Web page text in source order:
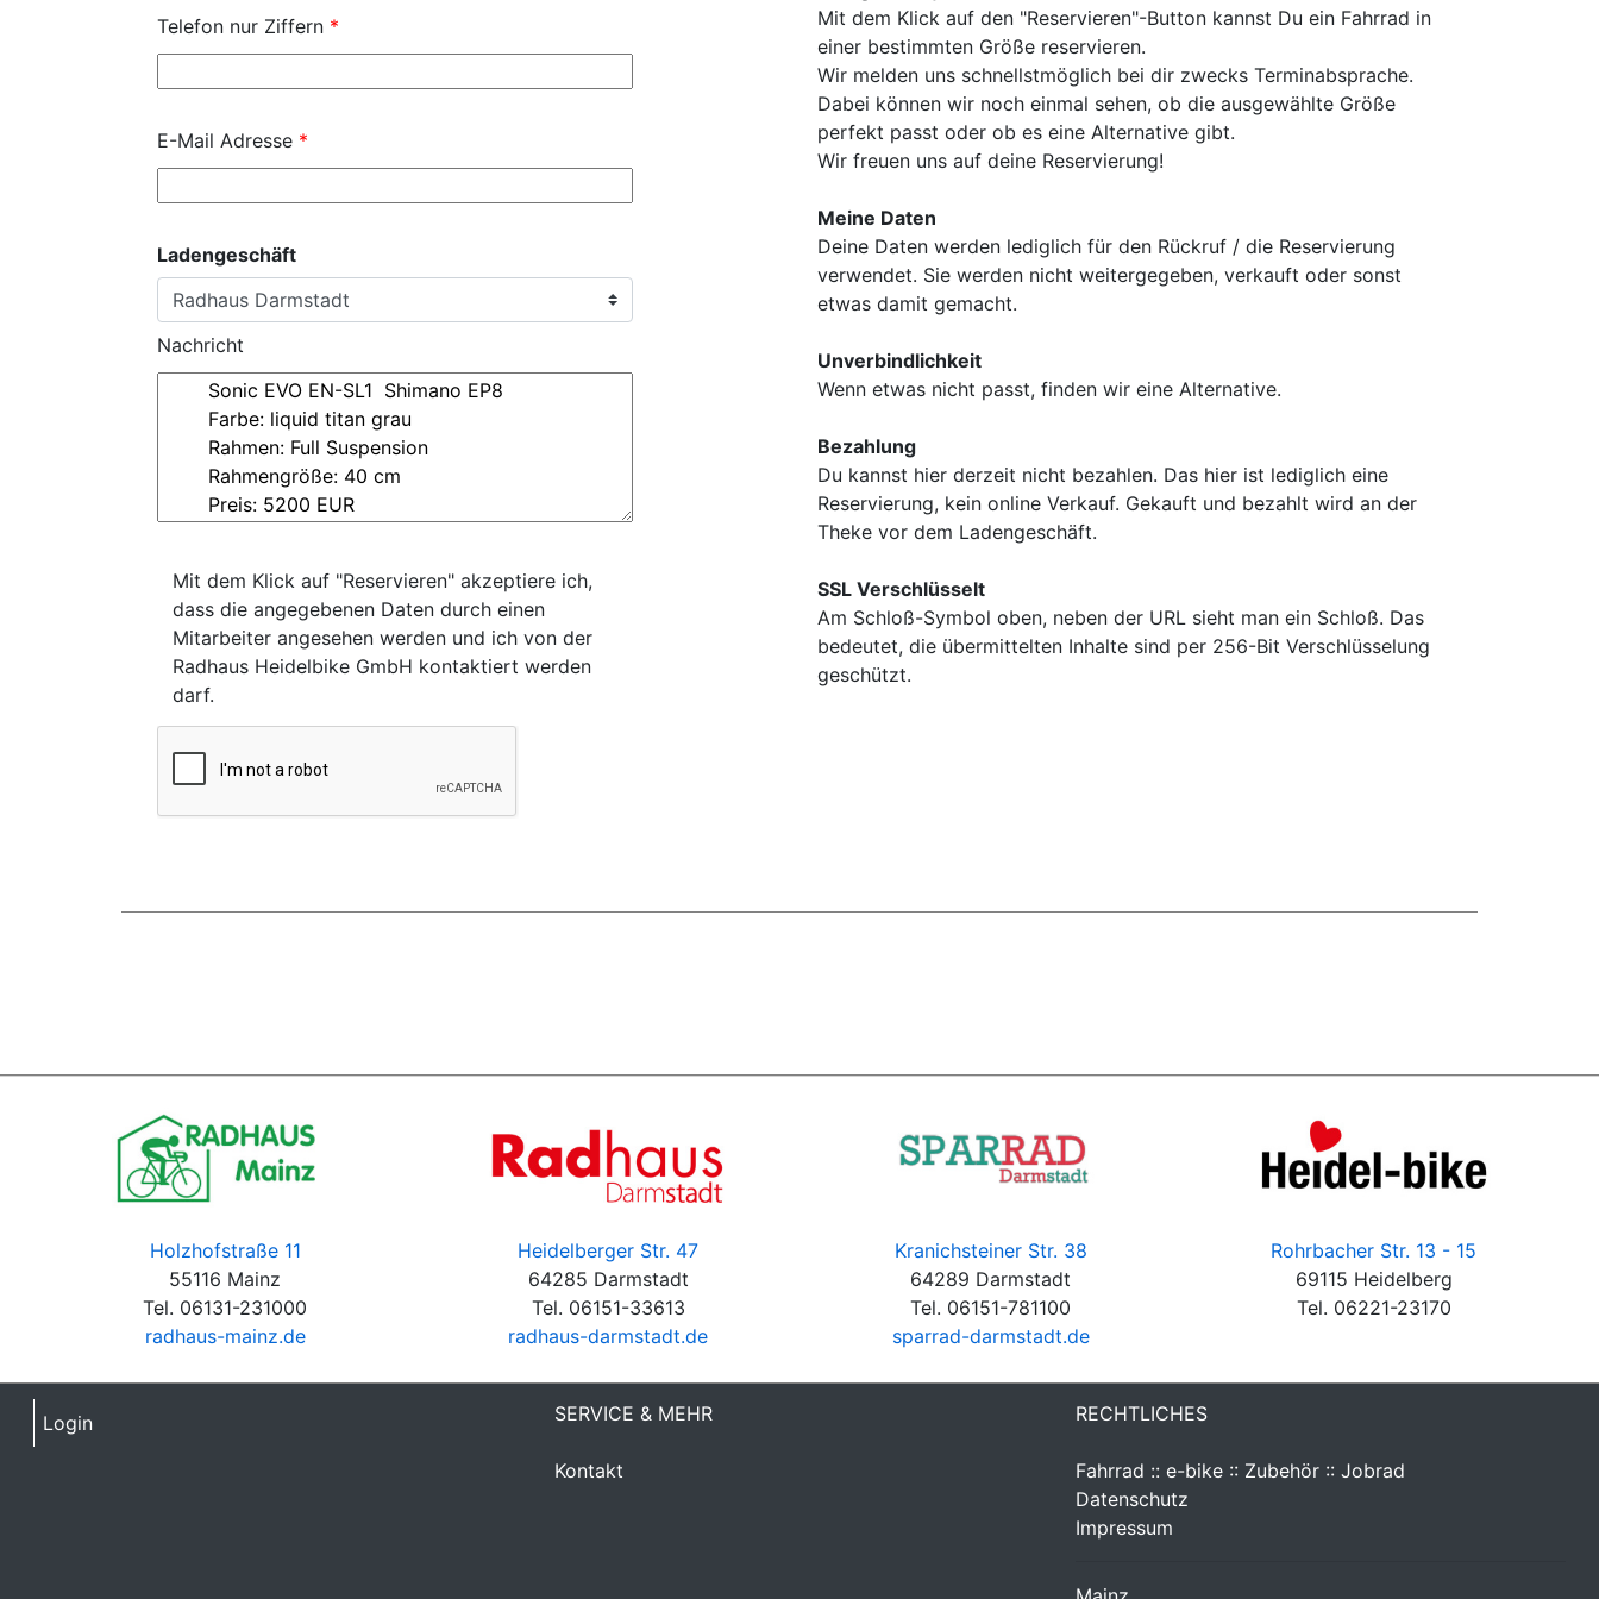
Telefon nur Ziffern *
E-Mail Adresse *
Ladengeschäft
Nachricht
Mit dem Klick auf "Reservieren" akzeptiere ich,
dass die angegebenen Daten durch einen
Mitarbeiter angesehen werden und ich von der
Radhaus Heidelbike GmbH kontaktiert werden
darf.
Mit dem Klick auf den "Reservieren"-Button kannst Du ein Fahrrad in
einer bestimmten Größe reservieren.
Wir melden uns schnellstmöglich bei dir zwecks Terminabsprache.
Dabei können wir noch einmal sehen, ob die ausgewählte Größe
perfekt passt oder ob es eine Alternative gibt.
Wir freuen uns auf deine Reservierung!
Meine Daten
Deine Daten werden lediglich für den Rückruf / die Reservierung
verwendet. Sie werden nicht weitergegeben, verkauft oder sonst
etwas damit gemacht.
Unverbindlichkeit
Wenn etwas nicht passt, finden wir eine Alternative.
Bezahlung
Du kannst hier derzeit nicht bezahlen. Das hier ist lediglich eine
Reservierung, kein online Verkauf. Gekauft und bezahlt wird an der
Theke vor dem Ladengeschäft.
SSL Verschlüsselt
Am Schloß-Symbol oben, neben der URL sieht man ein Schloß. Das
bedeutet, die übermittelten Inhalte sind per 256-Bit Verschlüsselung
geschützt.
Holzhofstraße 11
55116 Mainz
Tel. 06131-231000
radhaus-mainz.de
Heidelberger Str. 47
64285 Darmstadt
Tel. 06151-33613
radhaus-darmstadt.de
Kranichsteiner Str. 38
64289 Darmstadt
Tel. 06151-781100
sparrad-darmstadt.de
Rohrbacher Str. 13 - 15
69115 Heidelberg
Tel. 06221-23170
Login SERVICE & MEHR
Kontakt
RECHTLICHES
Fahrrad :: e-bike :: Zubehör :: Jobrad
Datenschutz
Impressum